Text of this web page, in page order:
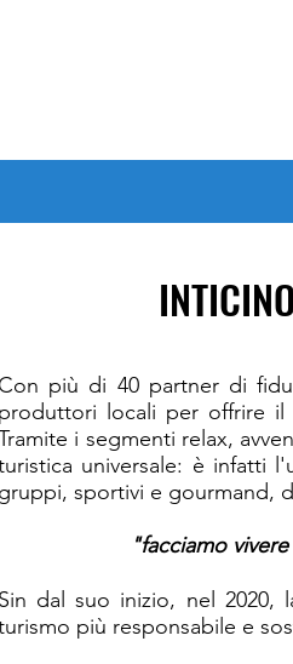
Con più di 40 partner ​di
produttori locali per offrire il
i segmenti relax,
universale: è infatti
gruppi, sportivi e gourmand,
"facciamo
Sin dal suo inizio, nel 2020,
più responsabile e